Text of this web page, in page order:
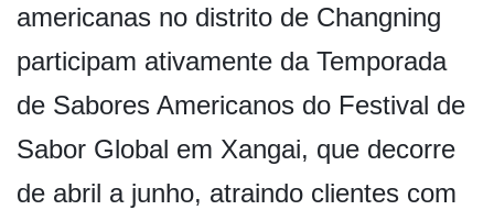
americanas no distrito de Changning
participam ativamente da Temporada
de Sabores Americanos do Festival de
Sabor Global em Xangai, que decorre
de abril a junho, atraindo clientes com